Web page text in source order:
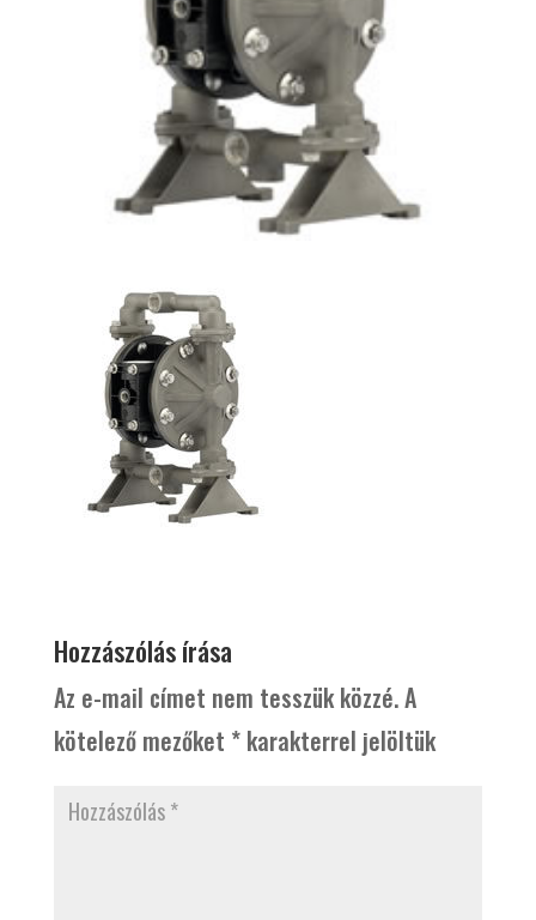
Hozzászólás írása
Az e-mail címet nem tesszük közzé.A
kötelező mezőket *karakterrel jelöltük